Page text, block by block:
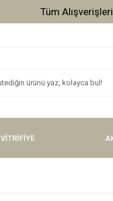
Tüm
VİTRİFİYE